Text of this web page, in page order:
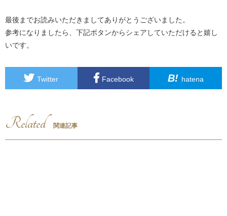
最後までお読みいただきましてありがとうございました。
参考になりましたら、下記ボタンからシェアしていただけると嬉し
いです。
Twitter Facebook B! hatena
Related 関連記事